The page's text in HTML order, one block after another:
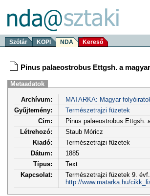
Szótár KOPI NDA Kereső
Pinus palaeostrobus Ettgsh. a
Metaadatok
Archívum:
MATARKA: Magyar
Gyűjtemény:
Természetrajzi füzetek
Cím:
Pinus palaeostrobus Ettgsh.
Létrehozó:
Staub Móricz
Kiadó:
Természetrajzi füzetek
Dátum:
1885
Típus:
Text
Kapcsolat:
Természetrajzi füzetek 9.
http://www.matarka.hu/